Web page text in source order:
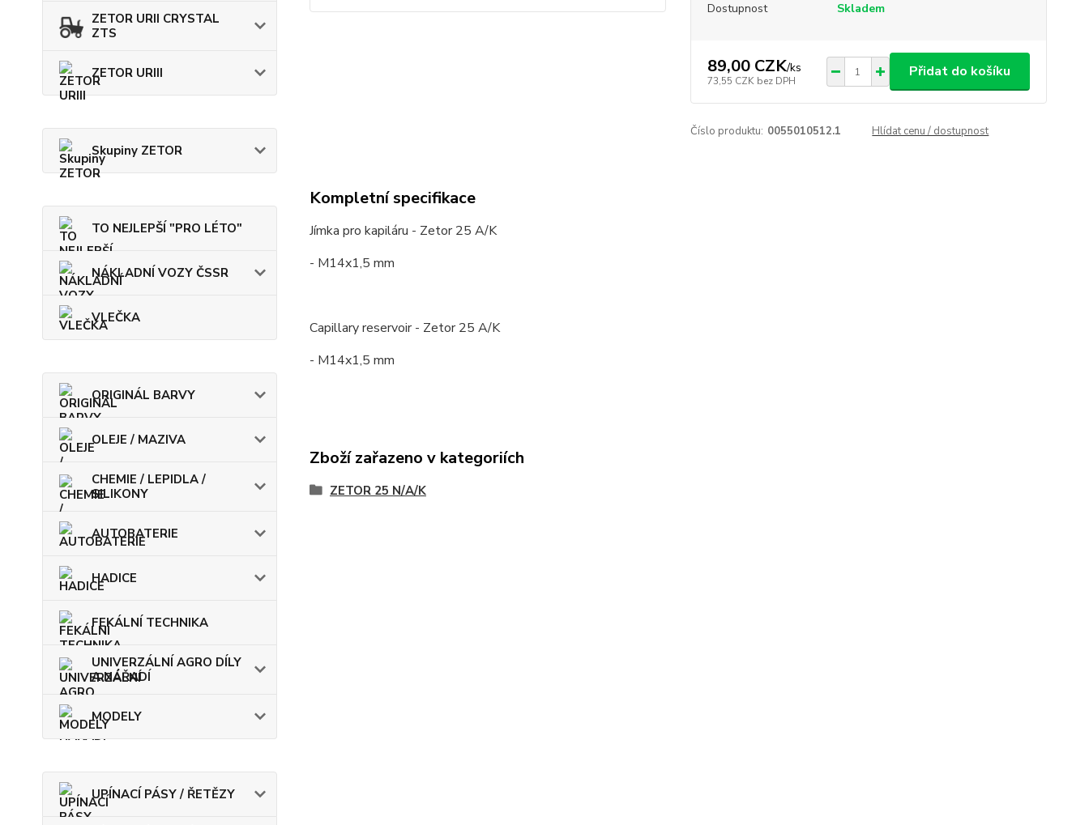
ZETOR URII CRYSTAL
ZTS
ZETOR URIII
Skupiny ZETOR
TO NEJLEPŠÍ "PRO LÉTO"
NÁKLADNÍ VOZY ČSSR
VLEČKA
ORIGINÁL BARVY
OLEJE / MAZIVA
CHEMIE / LEPIDLA /
SILIKONY
AUTOBATERIE
HADICE
FEKÁLNÍ TECHNIKA
UNIVERZÁLNÍ AGRO DÍLY
A NÁŘADÍ
MODELY
UPÍNACÍ PÁSY / ŘETĚZY
Dostupnost Skladem
89,00 CZK/ks
73,55 CZK bez DPH
Přidat do košíku
Číslo produktu: 0055010512.1 Hlídat cenu / dostupnost
Kompletní specifikace
Jímka pro kapiláru - Zetor 25 A/K
- M14x1,5 mm
Capillary reservoir - Zetor 25 A/K
- M14x1,5 mm
Zboží zařazeno v kategoriích
ZETOR 25 N/A/K